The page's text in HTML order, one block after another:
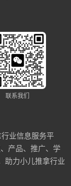
联系我们
业信息服务平
产品、推广、学
助力小儿推拿行业